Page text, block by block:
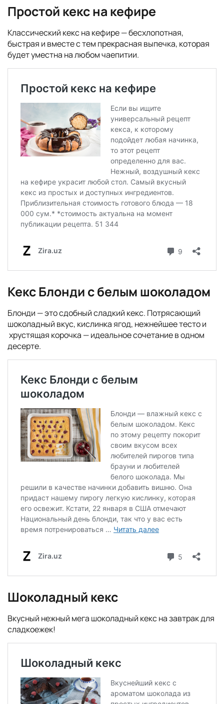
Простой кекс на кефире
Классический кекс на кефире — бесхлопотная,
быстрая и вместе с тем прекрасная выпечка, которая
будет уместна на любом чаепитии.
Кекс Блонди с белым шоколадом
Блонди — это сдобный сладкий кекс. Потрясающий
шоколадный вкус, кислинка ягод, нежнейшее тесто и
хрустящая корочка — идеальное сочетание в одном
десерте.
Шоколадный кекс
Вкусный нежный мега шоколадный кекс на завтрак для
сладкоежек!